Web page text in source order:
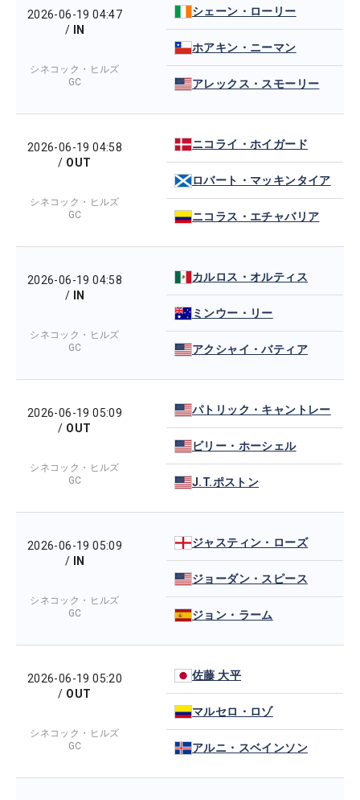
2026-06-19 04:47
/
IN
シネコック・ヒルズ
GC
シェーン・ローリー
ホアキン・ニーマン
アレックス・スモーリー
2026-06-19 04:58
/ OUT
シネコック・ヒルズ
GC
ニコライ・ホイガード
ロバート・マッキンタイア
ニコラス・エチャバリア
2026-06-19 04:58
/
IN
シネコック・ヒルズ
GC
カルロス・オルティス
ミンウー・リー
アクシャイ・バティア
2026-06-19 05:09
/ OUT
シネコック・ヒルズ
GC
パトリック・キャントレー
ビリー・ホーシェル
J.T.ポストン
2026-06-19 05:09
/
IN
シネコック・ヒルズ
GC
ジャスティン・ローズ
ジョーダン・スピース
ジョン・ラーム
2026-06-19 05:20
/ OUT
シネコック・ヒルズ
GC
佐藤 大平
マルセロ・ロゾ
アルニ・スベインソン